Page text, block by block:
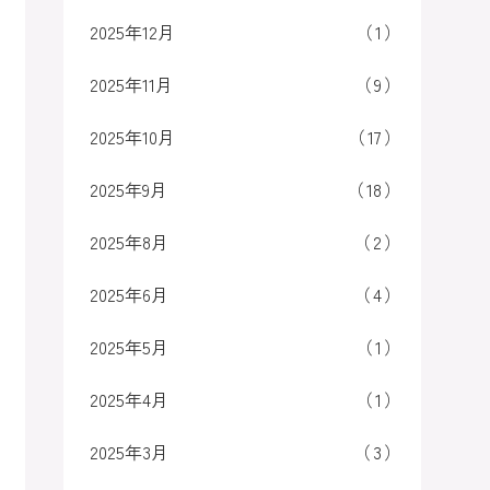
2025年12月
1
2025年11月
9
2025年10月
17
2025年9月
18
2025年8月
2
2025年6月
4
2025年5月
1
2025年4月
1
2025年3月
3